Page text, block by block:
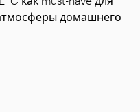
домашнего